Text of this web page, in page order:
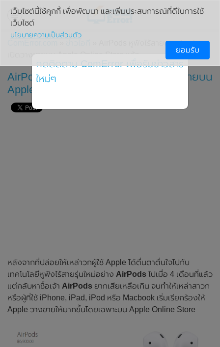
» AirPods หูฟังไร้สายจาก Apple
AirPods หูฟังไร้สายจาก Apple เปิดวางขายบน
Apple Online Store แล้ว
หลังจากที่ปล่อยให้เหล่าวกผู้ใช้ Apple ได้ตื่นตาตื่นใจไปกับ
เทคโนโลยีหูฟังไร้สายรุ่นใหม่อย่าง AirPods ไปเมื่อ 4 เดือนที่แล้ว
แต่กลับหาซื้อเจ้า AirPods ยากเสียเหลือเกิน จนทำให้เหล่าสาวก
หรือผู้ที่ใช้ iPhone, iPad, iPod หรือ Macbook เริ่มเรียกร้องให้
Apple วางขายให้มากขึ้นโดยเฉพาะบน Apple Online Store
เว็บไซต์นี้ใช้คุกกี้ เพื่อพัฒนา และเพิ่มประสบการณ์ที่ดีในการใช้
เว็บไซต์
นโยบายความเป็นส่วนตัว
ยอมรับ
กดติดตาม ComError เพื่อรับข่าวสาร
ใหม่ๆ